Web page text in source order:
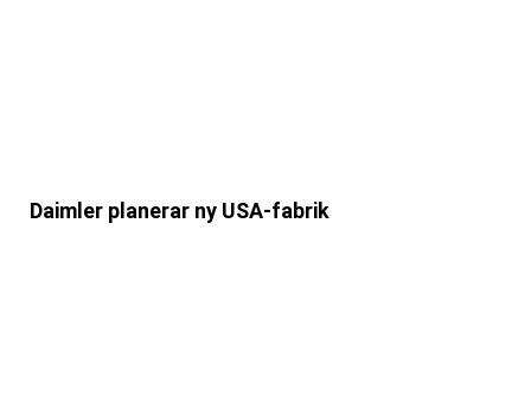
Daimler planerar ny USA-fabrik